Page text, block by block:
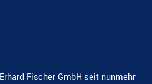
Fischer GmbH seit nunmehr